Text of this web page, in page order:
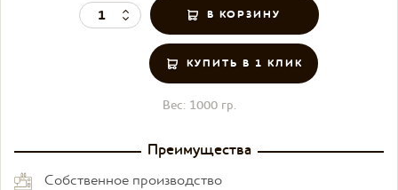
КУПИТЬ В 1 КЛИК
Вес: 1000 гр.
Преимущества
Собственное производство